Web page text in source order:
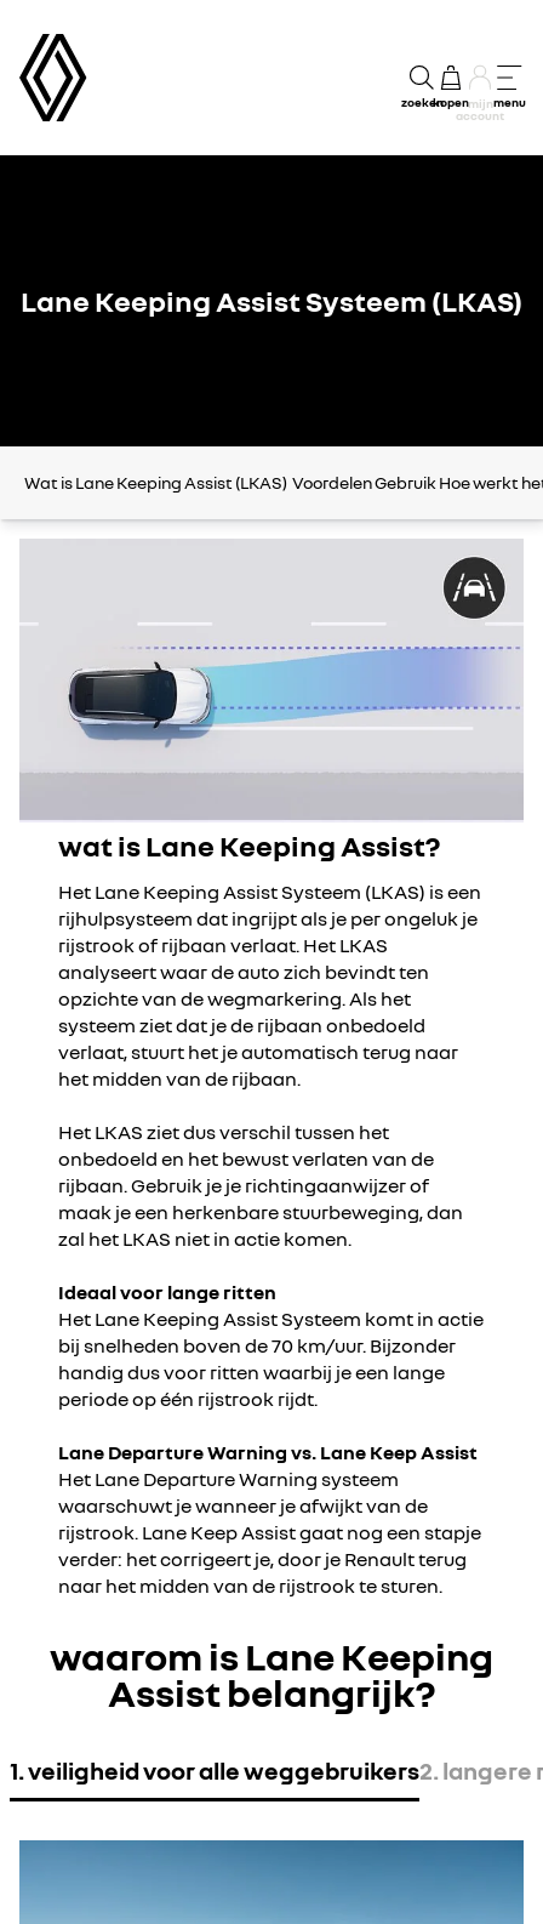
zoekenkopenmijn
account
menu
Lane Keeping Assist Systeem (LKAS)
Wat is Lane Keeping Assist (LKAS) VoordelenGebruikHoe werkt
wat is Lane Keeping Assist?
Het Lane Keeping Assist Systeem (LKAS) is een
rijhulpsysteem dat ingrijpt als je per ongeluk je
rijstrook of rijbaan verlaat. Het LKAS
analyseert waar de auto zich bevindt ten
opzichte van de wegmarkering. Als het
systeem ziet dat je de rijbaan onbedoeld
verlaat, stuurt het je automatisch terug naar
het midden van de rijbaan.
Het LKAS ziet dus verschil tussen het
onbedoeld en het bewust verlaten van de
rijbaan. Gebruik je je richtingaanwijzer of
maak je een herkenbare stuurbeweging, dan
zal het LKAS niet in actie komen.
Ideaal voor lange ritten
Het Lane Keeping Assist Systeem komt in actie
bij snelheden boven de 70 km/uur. Bijzonder
handig dus voor ritten waarbij je een lange
periode op één rijstrook rijdt.
Lane Departure Warning vs. Lane Keep Assist
Het Lane Departure Warning systeem
waarschuwt je wanneer je afwijkt van de
rijstrook. Lane Keep Assist gaat nog een stapje
verder: het corrigeert je, door je Renault terug
naar het midden van de rijstrook te sturen.
waarom is Lane Keeping
Assist belangrijk?
1. veiligheid voor alle weggebruikers2. langere